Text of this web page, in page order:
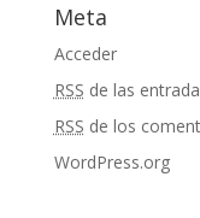
Meta
Acceder
RSS de las
RSS de los
WordPress.org